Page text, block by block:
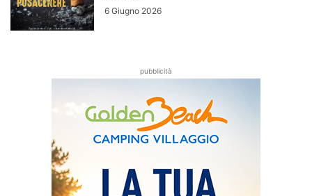
6 Giugno 2026
pubblicità